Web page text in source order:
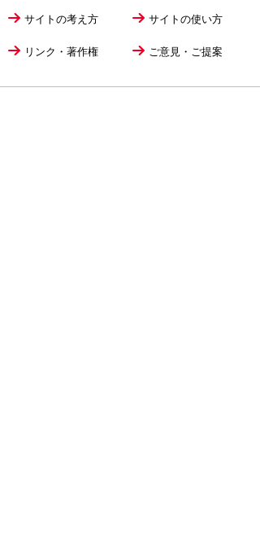
サイトの考え方 サイトの使い方
リンク・著作権 ご意見・ご提案